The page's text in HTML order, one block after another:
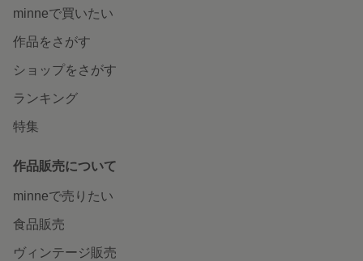
minneで買いたい
作品をさがす
ショップをさがす
ランキング
特集
作品販売について
minneで売りたい
食品販売
ヴィンテージ販売